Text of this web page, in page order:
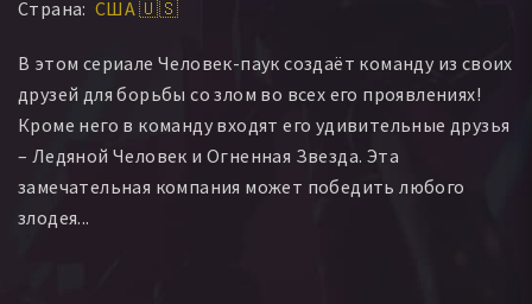
Сэлли Джулиан Джонни Хаймер
Страна: США 🇺🇸
В этом сериале Человек-паук создаёт команду из своих
друзей для борьбы со злом во всех его проявлениях!
Кроме него в команду входят его удивительные друзья
– Ледяной Человек и Огненная Звезда. Эта
замечательная компания может победить любого
злодея...